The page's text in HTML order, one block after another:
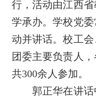
行，活动由江西
学承办。学校党
动并讲话。校工
团委主要负责人
共300余人参加。
郭正华在讲话